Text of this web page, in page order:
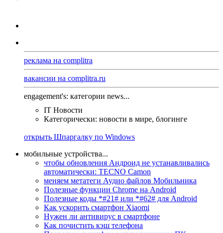
реклама на complitra
вакансии на complitra.ru
engagement's: категории news...
IT Новости
Категорически: новости в мире, блогинге
открыть Шпаргалку по Windows
мобильные устройства...
чтобы обновления Андроид не устанавливались
автоматически: TECNO Camon
меняем метатеги Аудио файлов Мобильника
Полезные функции Chrome на Android
Полезные коды *#21# или *#62# для Android
Как ускорить смартфон Xiaomi
Нужен ли антивирус в смартфоне
Как почистить кэш телефона